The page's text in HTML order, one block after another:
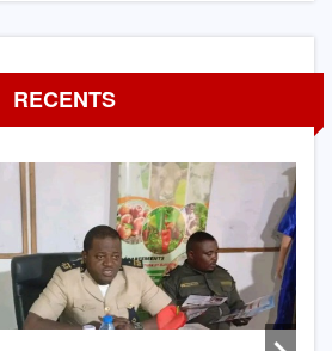
RECENTS